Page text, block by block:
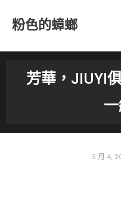
粉色的蟑螂
芳華，JIUYI
3 月 4,